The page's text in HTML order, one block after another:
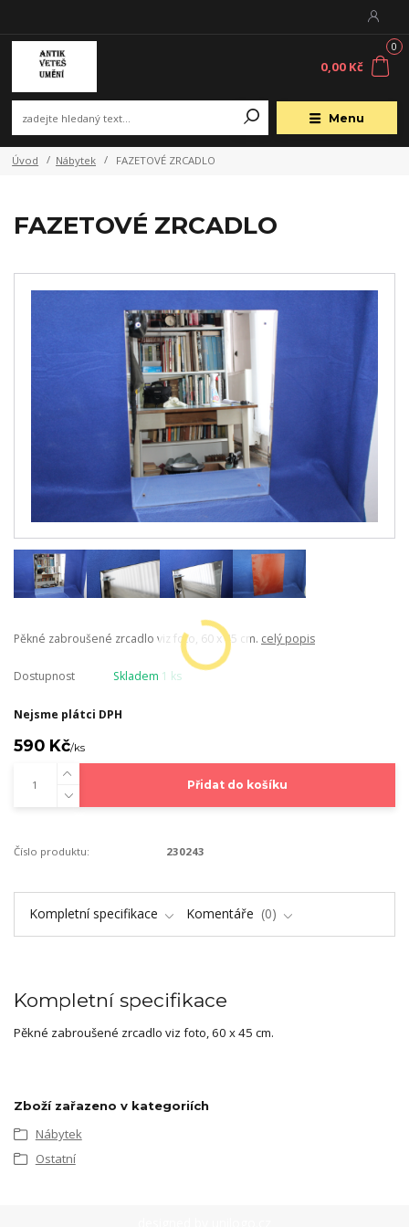
Menu
0
0,00 Kč
Úvod Nábytek FAZETOVÉ ZRCADLO
FAZETOVÉ ZRCADLO
Pěkné zabroušené zrcadlo viz foto, 60 x 45 cm. celý popis
Dostupnost Skladem 1 ks
Nejsme plátci DPH
590 Kč/ks
Přidat do košíku
Číslo produktu: 230243
Kompletní specifikace Komentáře 0
Kompletní specifikace
Pěkné zabroušené zrcadlo viz foto, 60 x 45 cm.
Zboží zařazeno v kategoriích
Nábytek
Ostatní